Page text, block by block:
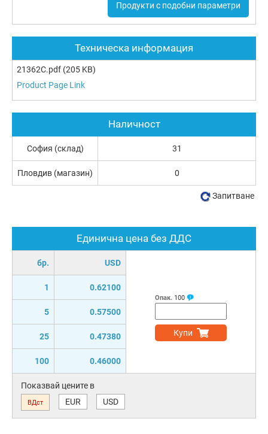
Продукти с подобни параметри
Техническа информация
21362C.pdf (205 KB)
Product Page Link
Единична цена без ДДС
бр. USD
1 0.62100
5 0.57500
25 0.47380
100 0.46000
Опак. 100
Купи
Показвай цените в
ВДст EUR USD
Наличност
София (склад) 31
Пловдив (магазин) 0
Запитване